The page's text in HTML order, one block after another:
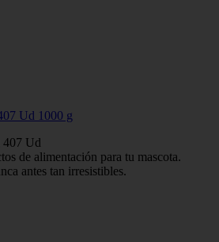
Ud 1000 g
407 Ud
de alimentación para tu mascota.
antes tan irresistibles.